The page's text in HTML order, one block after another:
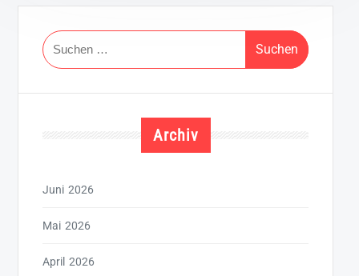
Suchen
nach:
Archiv
Juni 2026
Mai 2026
April 2026